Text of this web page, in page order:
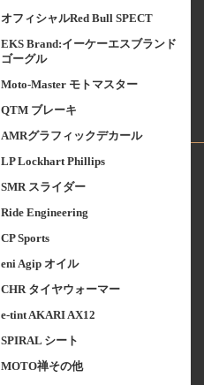
オフィシャルRed Bull SPECT
EKS Brand:イーケーエスブランド
ゴーグル
Moto-Master モトマスター
QTM ブレーキ
AMRグラフィックデカール
LP Lockhart Phillips
SMR スライダー
Ride Engineering
CP Sports
eni Agip オイル
CHR タイヤウォーマー
e-tint AKARI AX12
SPIRAL シート
MOTO禅その他